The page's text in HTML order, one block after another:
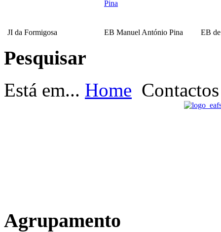
JI da Formigosa EB Manuel António Pina EB
EB Escultor Antº
Pesquisar
Está em... Home Contactos
Agrupamento